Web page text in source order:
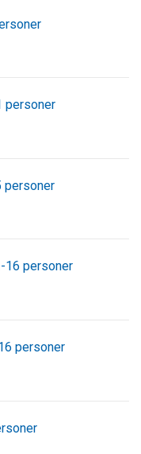
personer
personer
16 personer
personer